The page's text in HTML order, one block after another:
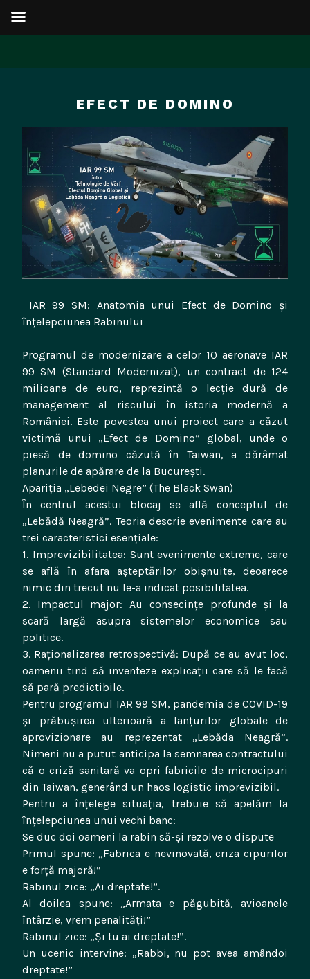
EFECT DE DOMINO
IAR 99 SM: Anatomia unui Efect de Domino și
înțelepciunea Rabinului
Programul de modernizare a celor 10 aeronave IAR
99 SM (Standard Modernizat), un contract de 124
milioane de euro, reprezintă o lecție dură de
management al riscului în istoria modernă a
României. Este povestea unui proiect care a căzut
victimă unui „Efect de Domino” global, unde o
piesă de domino căzută în Taiwan, a dărâmat
planurile de apărare de la București.
Apariția „Lebedei Negre” (The Black Swan)
În centrul acestui blocaj se află conceptul de
„Lebădă Neagră”. Teoria descrie evenimente care au
trei caracteristici esențiale:
1. Imprevizibilitatea: Sunt evenimente extreme, care
se află în afara așteptărilor obișnuite, deoarece
nimic din trecut nu le-a indicat posibilitatea.
2. Impactul major: Au consecințe profunde și la
scară largă asupra sistemelor economice sau
politice.
3. Raționalizarea retrospectivă: După ce au avut loc,
oamenii tind să inventeze explicații care să le facă
să pară predictibile.
Pentru programul IAR 99 SM, pandemia de COVID-19
și prăbușirea ulterioară a lanțurilor globale de
aprovizionare au reprezentat „Lebăda Neagră”.
Nimeni nu a putut anticipa la semnarea contractului
că o criză sanitară va opri fabricile de microcipuri
din Taiwan, generând un haos logistic imprevizibil.
Pentru a înțelege situația, trebuie să apelăm la
înțelepciunea unui vechi banc:
Se duc doi oameni la rabin să-și rezolve o dispute
Primul spune: „Fabrica e nevinovată, criza cipurilor
e forță majoră!”
Rabinul zice: „Ai dreptate!”.
Al doilea spune: „Armata e păgubită, avioanele
întârzie, vrem penalități!”
Rabinul zice: „Și tu ai dreptate!”.
Un ucenic intervine: „Rabbi, nu pot avea amândoi
dreptate!”